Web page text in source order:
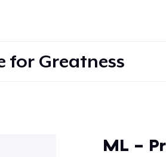
for Greatness
ML -